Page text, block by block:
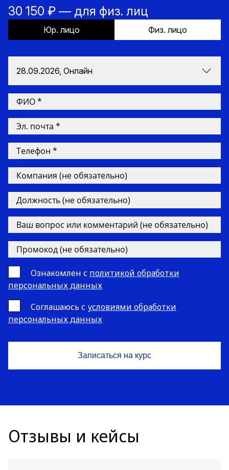
30 150 ₽ — для физ. лиц
Юр. лицо Физ. лицо
28.09.2026, Онлайн
Ознакомлен с политикой обработки
персональных данных
Cоглашаюсь с условиями обработки
персональных данных
Отзывы и кейсы